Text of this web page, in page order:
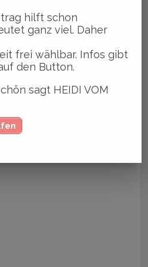
hilft schon
ganz viel. Daher
frei wählbar. Infos gibt
den Button.
sagt HEIDI VOM